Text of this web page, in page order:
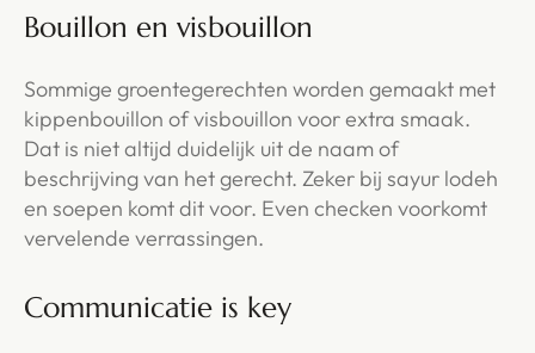
Bouillon en visbouillon
Sommige groentegerechten worden gemaakt met
kippenbouillon of visbouillon voor extra smaak.
Dat is niet altijd duidelijk uit de naam of
beschrijving van het gerecht. Zeker bij sayur lodeh
en soepen komt dit voor. Even checken voorkomt
vervelende verrassingen.
Communicatie is key